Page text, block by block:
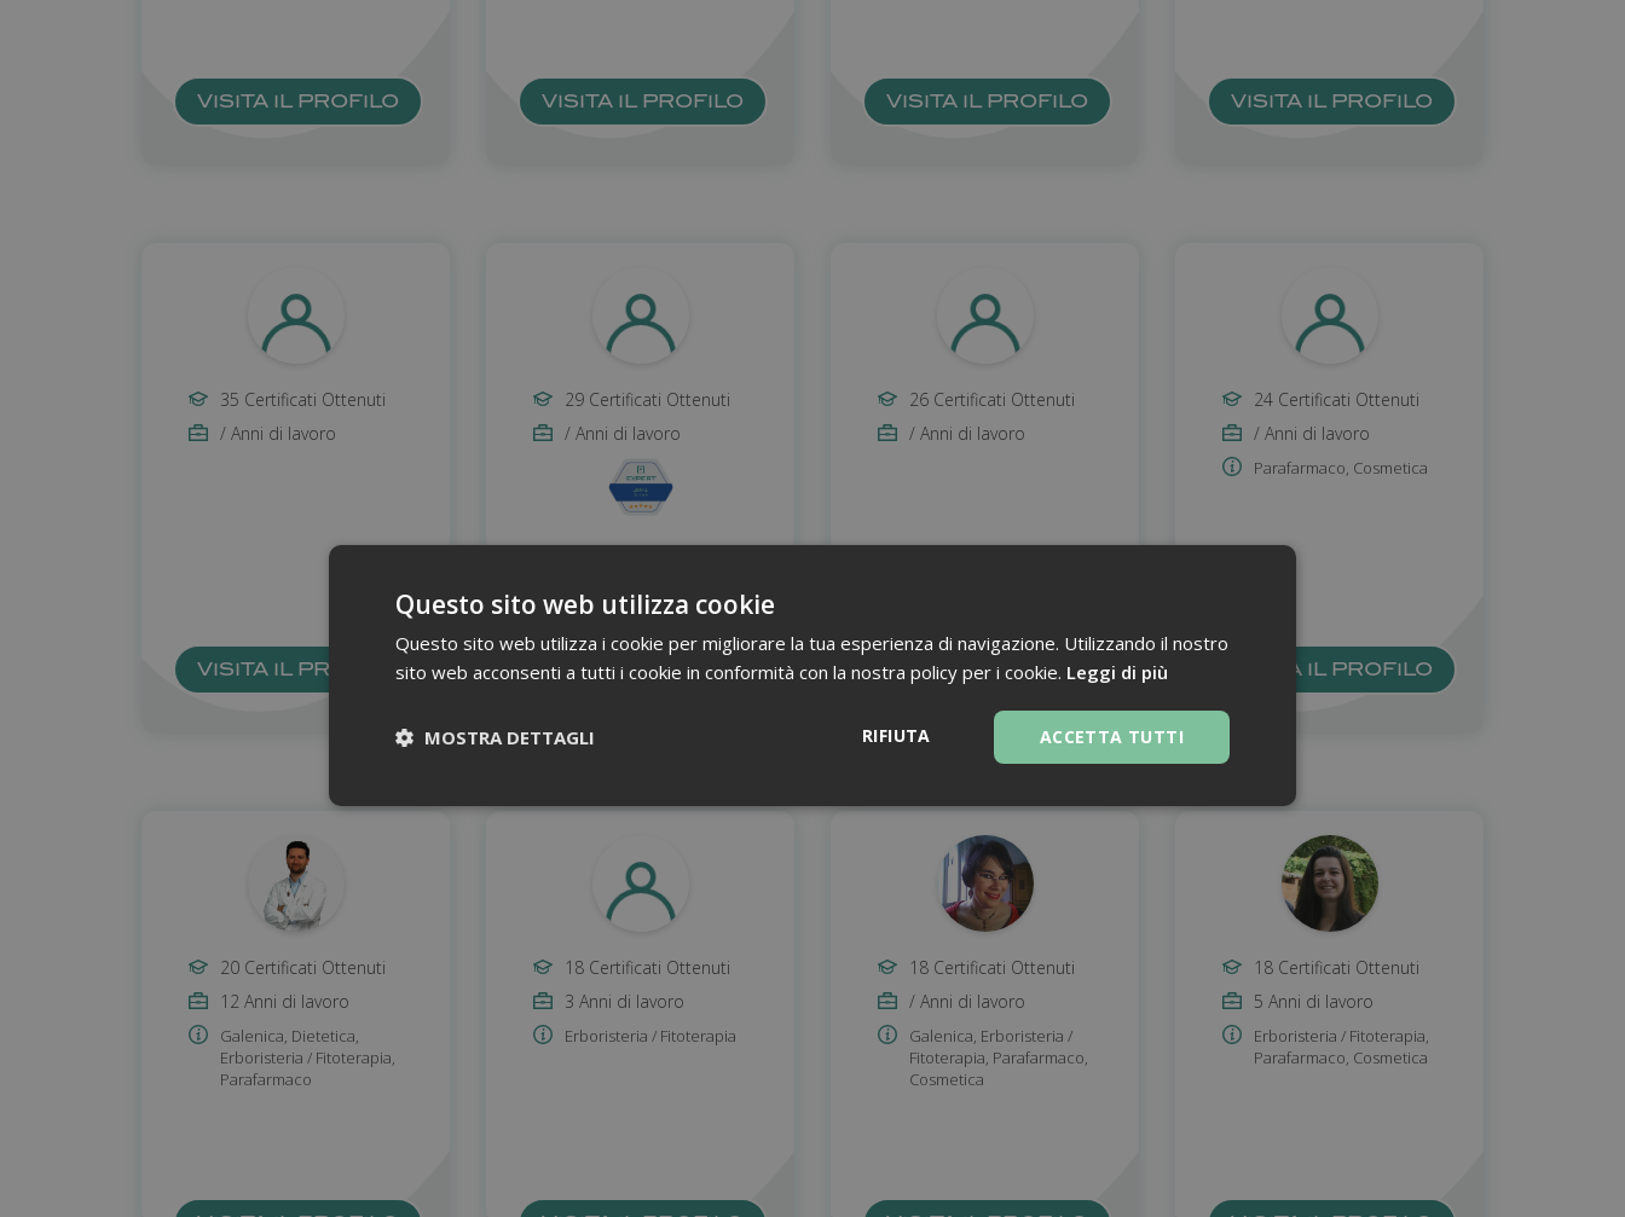
VISITA IL PROFILO VISITA IL PROFILO VISITA IL PROFILO VISITA IL PROFILO
35 Certificati Ottenuti
/ Anni di lavoro
VISITA IL PROFILO
29 Certificati Ottenuti
/ Anni di lavoro
VISITA IL PROFILO
26 Certificati Ottenuti
/ Anni di lavoro
VISITA IL PROFILO
24 Certificati Ottenuti
/ Anni di lavoro
Parafarmaco, Cosmetica
VISITA IL PROFILO
20 Certificati Ottenuti
12 Anni di lavoro
Galenica, Dietetica,
Erboristeria / Fitoterapia,
Parafarmaco
18 Certificati Ottenuti
3 Anni di lavoro
Erboristeria / Fitoterapia
18 Certificati Ottenuti
/ Anni di lavoro
Galenica, Erboristeria /
Fitoterapia, Parafarmaco,
Cosmetica
18 Certificati Ottenuti
5 Anni di lavoro
Erboristeria / Fitoterapia,
Parafarmaco, Cosmetica
Questo sito web utilizza cookie
Questo sito web utilizza i cookie per migliorare la tua esperienza di navigazione. Utilizzando il nostro
sito web acconsenti a tutti i cookie in conformità con la nostra policy per i cookie. Leggi di più
ACCETTA TUTTI
RIFIUTA
MOSTRA DETTAGLI
Necessari
I cookie necessari contribuiscono a rendere fruibile il sito web abilitandone funzionalità di base quali la navigazione sulle
pagine e l'accesso alle aree protette del sito. Il sito web non è in grado di funzionare correttamente senza questi cookie.
Descrizione
casuale come identificatore del cliente. È incluso in ogni